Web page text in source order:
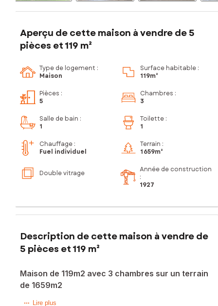
Aperçu de cette maison à vendre de 5
pièces et 119 m²
Type de logement :
Maison
Surface habitable :
119m²
Pièces :
5
Chambres :
3
Salle de bain :
1
Toilette :
1
Chauffage :
Fuel individuel
Terrain :
1 659m²
Double vitrage
Année de construction
:
1927
Description de cette maison à vendre de
5 pièces et 119 m²
Maison de 119m2 avec 3 chambres sur un terrain
de 1659m2
Située à Florimont , cette maison bénéficie d'un
Lire plus